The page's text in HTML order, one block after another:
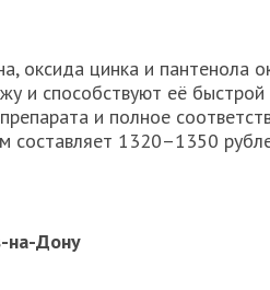
оксида цинка и пантенола
и способствуют её
препарата и полное
составляет 1320–1350
на-Дону